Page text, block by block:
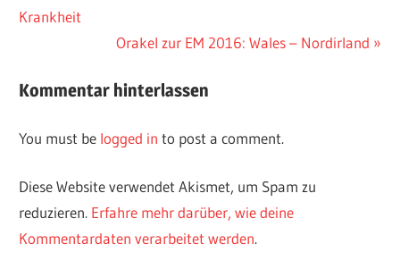
Post
navigation
Beitrag:
Krankheit
Nächster
Orakel zur EM 2016: Wales – Nordirland
Kommentar hinterlassen
You must be logged in to post a comment.
Diese Website verwendet Akismet, um Spam zu
reduzieren. Erfahre mehr darüber, wie deine
Kommentardaten verarbeitet werden.